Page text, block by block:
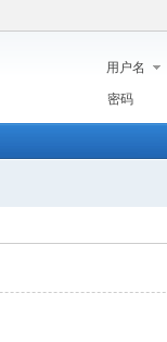
用户名
密码